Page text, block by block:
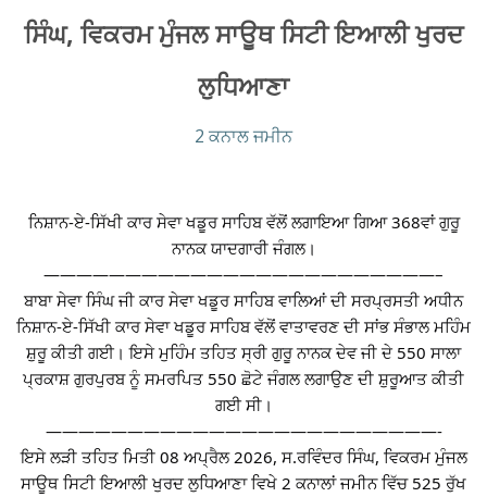
ਸਿੰਘ, ਵਿਕਰਮ ਮੁੰਜਲ ਸਾਊਥ ਸਿਟੀ ਇਆਲੀ ਖੁਰਦ
ਲੁਧਿਆਣਾ
2 ਕਨਾਲ ਜਮੀਨ
ਨਿਸ਼ਾਨ-ਏ-ਸਿੱਖੀ ਕਾਰ ਸੇਵਾ ਖਡੂਰ ਸਾਹਿਬ ਵੱਲੋਂ ਲਗਾਇਆ ਗਿਆ 368ਵਾਂ ਗੁਰੂ
ਨਾਨਕ ਯਾਦਗਾਰੀ ਜੰਗਲ।
————————————————————————–
ਬਾਬਾ ਸੇਵਾ ਸਿੰਘ ਜੀ ਕਾਰ ਸੇਵਾ ਖਡੂਰ ਸਾਹਿਬ ਵਾਲਿਆਂ ਦੀ ਸਰਪ੍ਰਸਤੀ ਅਧੀਨ
ਨਿਸ਼ਾਨ-ਏ-ਸਿੱਖੀ ਕਾਰ ਸੇਵਾ ਖਡੂਰ ਸਾਹਿਬ ਵੱਲੋਂ ਵਾਤਾਵਰਣ ਦੀ ਸਾਂਭ ਸੰਭਾਲ ਮਹਿੰਮ
ਸ਼ੁਰੂ ਕੀਤੀ ਗਈ। ਇਸੇ ਮੁਹਿੰਮ ਤਹਿਤ ਸ੍ਰੀ ਗੁਰੂ ਨਾਨਕ ਦੇਵ ਜੀ ਦੇ 550 ਸਾਲਾ
ਪ੍ਰਕਾਸ਼ ਗੁਰਪੁਰਬ ਨੂੰ ਸਮਰਪਿਤ 550 ਛੋਟੇ ਜੰਗਲ ਲਗਾਉਣ ਦੀ ਸ਼ੁਰੂਆਤ ਕੀਤੀ
ਗਈ ਸੀ।
————————————————————————-
ਇਸੇ ਲੜੀ ਤਹਿਤ ਮਿਤੀ 08 ਅਪ੍ਰੈਲ 2026, ਸ.ਰਵਿੰਦਰ ਸਿੰਘ, ਵਿਕਰਮ ਮੁੰਜਲ
ਸਾਊਥ ਸਿਟੀ ਇਆਲੀ ਖੁਰਦ ਲੁਧਿਆਣਾ ਵਿਖੇ 2 ਕਨਾਲਾਂ ਜਮੀਨ ਵਿੱਚ 525 ਰੁੱਖ